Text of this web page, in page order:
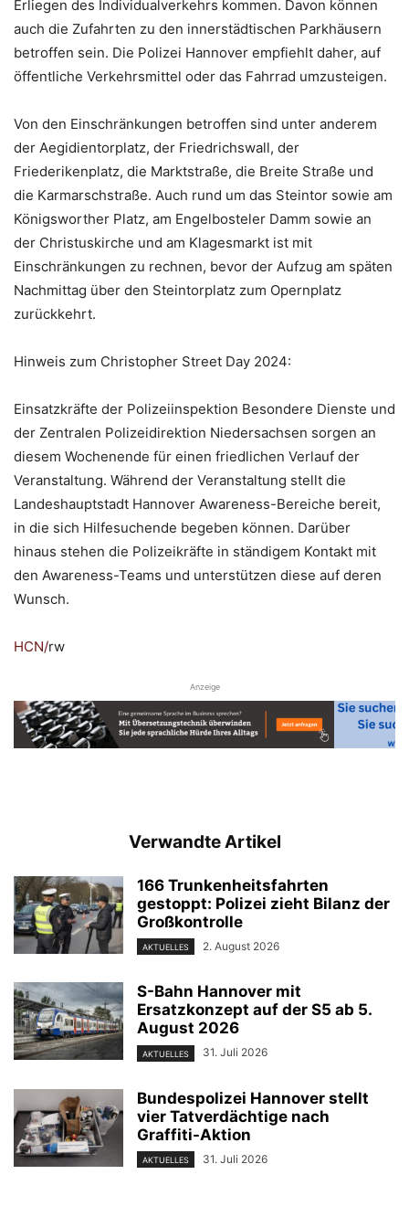
Erliegen des Individualverkehrs kommen. Davon können
auch die Zufahrten zu den innerstädtischen Parkhäusern
betroffen sein. Die Polizei Hannover empfiehlt daher, auf
öffentliche Verkehrsmittel oder das Fahrrad umzusteigen.
Von den Einschränkungen betroffen sind unter anderem
der Aegidientorplatz, der Friedrichswall, der
Friederikenplatz, die Marktstraße, die Breite Straße und
die Karmarschstraße. Auch rund um das Steintor sowie am
Königsworther Platz, am Engelbosteler Damm sowie an
der Christuskirche und am Klagesmarkt ist mit
Einschränkungen zu rechnen, bevor der Aufzug am späten
Nachmittag über den Steintorplatz zum Opernplatz
zurückkehrt.
Hinweis zum Christopher Street Day 2024:
Einsatzkräfte der Polizeiinspektion Besondere Dienste und
der Zentralen Polizeidirektion Niedersachsen sorgen an
diesem Wochenende für einen friedlichen Verlauf der
Veranstaltung. Während der Veranstaltung stellt die
Landeshauptstadt Hannover Awareness-Bereiche bereit,
in die sich Hilfesuchende begeben können. Darüber
hinaus stehen die Polizeikräfte in ständigem Kontakt mit
den Awareness-Teams und unterstützen diese auf deren
Wunsch.
HCN/rw
Anzeige
Verwandte Artikel
166 Trunkenheitsfahrten
gestoppt: Polizei zieht Bilanz der
Großkontrolle
AKTUELLES 2. August 2026
S-Bahn Hannover mit
Ersatzkonzept auf der S5 ab 5.
August 2026
AKTUELLES 31. Juli 2026
Bundespolizei Hannover stellt
vier Tatverdächtige nach
Graffiti-Aktion
AKTUELLES 31. Juli 2026